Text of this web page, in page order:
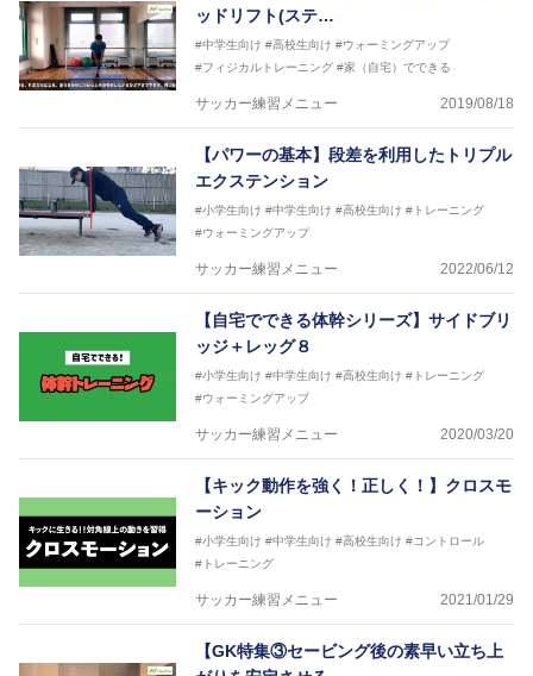
ッドリフト(ステ…
#中学生向け #高校生向け #ウォーミングアップ
#フィジカルトレーニング #家（自宅）でできる
サッカー練習メニュー 2019/08/18
【パワーの基本】段差を利用したトリプル
エクステンション
#小学生向け #中学生向け #高校生向け #トレーニング
#ウォーミングアップ
サッカー練習メニュー 2022/06/12
【自宅でできる体幹シリーズ】サイドブリ
ッジ＋レッグ８
#小学生向け #中学生向け #高校生向け #トレーニング
#ウォーミングアップ
サッカー練習メニュー 2020/03/20
【キック動作を強く！正しく！】クロスモ
ーション
#小学生向け #中学生向け #高校生向け #コントロール
#トレーニング
サッカー練習メニュー 2021/01/29
【GK特集③セービング後の素早い立ち上